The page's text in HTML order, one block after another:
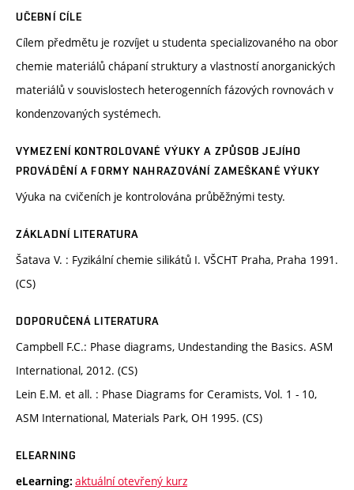
UČEBNÍ CÍLE
Cílem předmětu je rozvíjet u studenta specializovaného na obor
chemie materiálů chápaní struktury a vlastností anorganických
materiálů v souvislostech heterogenních fázových rovnovách v
kondenzovaných systémech.
VYMEZENÍ KONTROLOVANÉ VÝUKY A ZPŮSOB JEJÍHO
PROVÁDĚNÍ A FORMY NAHRAZOVÁNÍ ZAMEŠKANÉ VÝUKY
Výuka na cvičeních je kontrolována průběžnými testy.
ZÁKLADNÍ LITERATURA
Šatava V. : Fyzikální chemie silikátů I. VŠCHT Praha, Praha 1991.
(CS)
DOPORUČENÁ LITERATURA
Campbell F.C.: Phase diagrams, Undestanding the Basics. ASM
International, 2012. (CS)
Lein E.M. et all. : Phase Diagrams for Ceramists, Vol. 1 - 10,
ASM International, Materials Park, OH 1995. (CS)
ELEARNING
eLearning: aktuální otevřený kurz